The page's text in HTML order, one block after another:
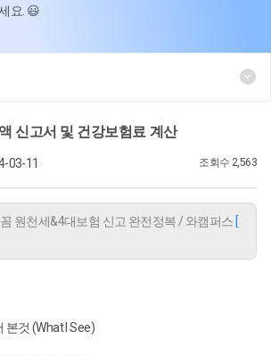
요. 😃
신고서 및 건강보험료 계산
03-11 조회수 2,563
원천세&4대보험 신고 완전정복 / 와캠퍼스 [
것 (What I See)